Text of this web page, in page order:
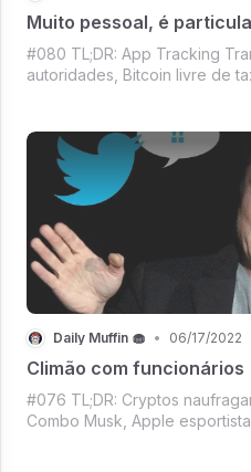
Muito pessoal, é
#080 TL;DR: App Tracking
autoridades, Bitcoin livre de
Crypto segurando o fôlego e
Daily Muffin 🧁 • 06/17/2022
Climão com funcionários
#076 TL;DR: Cryptos
Combo Musk, Apple